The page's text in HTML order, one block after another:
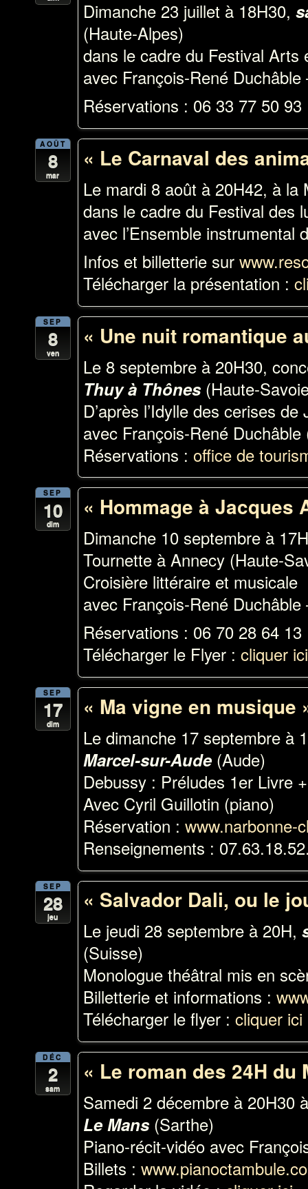
Dimanche 23 juillet à 18H30,
(Haute-Alpes)
dans le cadre du Festival Arts
avec François-René Duchâble
Réservations : 06 33 77 50 93
AOÛT
8
mar
« Le Carnaval des
Le mardi 8 août à 20H42, à
dans le cadre du Festival des
avec l’Ensemble
Infos et billetterie sur
Télécharger la présentation :
SEP
8
ven
« Une nuit romantique
Le 8 septembre à 20H30,
Thuy à Thônes(Haute-
D’après l’Idylle des cerises
avec François-René Duchâble
Réservations :office de
SEP
10
dim
« Hommage à Jacques
Dimanche 10 septembre à
Tournette à Annecy (Haute-
Croisière littéraire et musicale
avec François-René Duchâble
Réservations : 06 70 28 64 13
Télécharger le Flyer :cliquer ici
SEP
17
dim
« Ma vigne en musique
Le dimanche 17 septembre à
Marcel-sur-Aude(Aude)
Debussy : Préludes 1er Livre
Avec Cyril Guillotin (piano)
Réservation :www.narbonne-
Renseignements :
SEP
28
jeu
« Salvador Dali, ou le
Le jeudi 28 septembre à 20H,
(Suisse)
Monologue théâtral mis en
Billetterie et informations :
Télécharger le flyer :cliquer ici
DÉC
2
sam
« Le roman des 24H du
Samedi 2 décembre à 20H30
Le Mans(Sarthe)
Piano-récit-vidéo avec
Billets :